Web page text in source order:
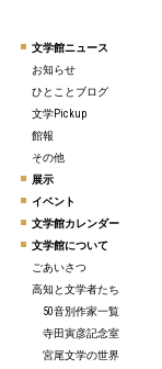
文学館ニュース
お知らせ
ひとことブログ
文学Pickup
館報
その他
展示
イベント
文学館カレンダー
文学館について
ごあいさつ
高知と文学者たち
50音別作家一覧
寺田寅彦記念室
宮尾文学の世界